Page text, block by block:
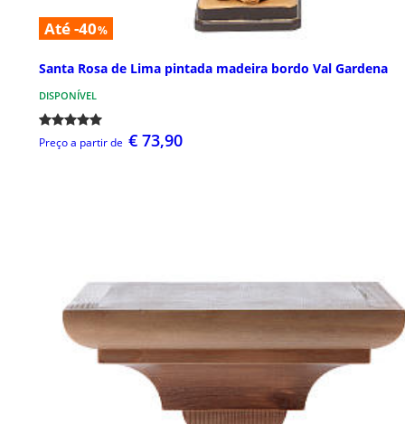
Até -40%
Santa Rosa de Lima pintada madeira bordo Val Gardena
DISPONÍVEL
Preço a partir de € 73,90